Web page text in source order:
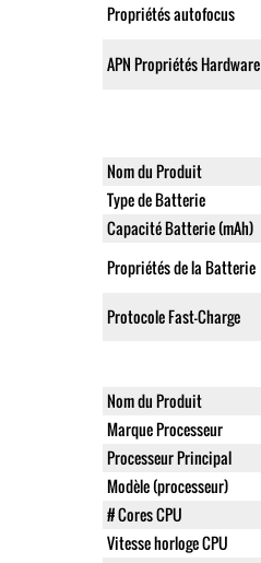
Propriétés autofocus
APN Propriétés Hardware
Nom du Produit
Type de Batterie
Capacité Batterie (mAh)
Propriétés de la Batterie
Protocole Fast-Charge
Nom du Produit
Marque Processeur
Processeur Principal
Modèle (processeur)
# Cores CPU
Vitesse horloge CPU